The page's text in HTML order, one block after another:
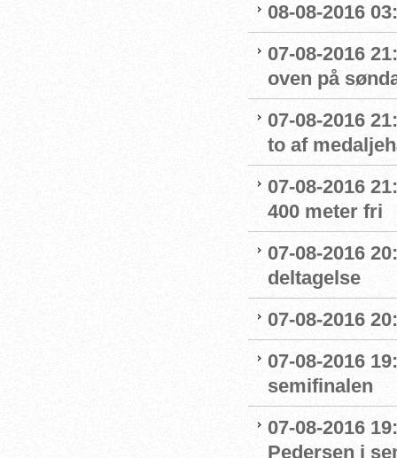
08-08-2016
07-08-2016
oven på
07-08-2016
to af
07-08-2016
400 meter fri
07-08-2016
deltagelse
07-08-2016
07-08-2016
semifinalen
07-08-2016
Pedersen i